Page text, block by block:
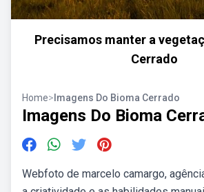
Precisamos manter a
Cerrado
Home> Imagens Do Bioma Cerrado
Imagens Do Bioma
Webfoto de marcelo camargo,